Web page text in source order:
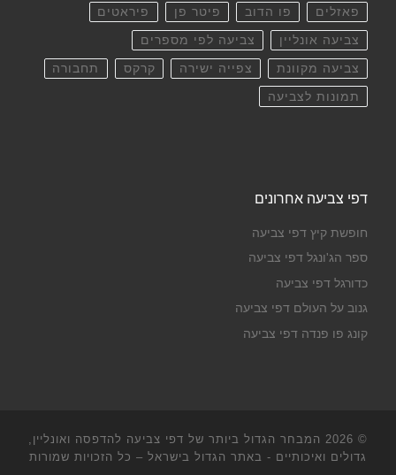
פאזלים פו הדוב פיטר פן פיראטים
צביעה אונליין צביעה לפי מספרים
צביעה מקוונת צפייה ישירה קרקס תחבורה
תמונות לצביעה
דפי צביעה אחרונים
חופשת קיץ דפי צביעה
ספר הג'ונגל דפי צביעה
כדורגל דפי צביעה
גנוב על העולם דפי צביעה
קונג פו פנדה דפי צביעה
© 2026
המבחר הגדול ביותר של דפי צביעה להדפסה ואונליין,
גדולים ואיכותיים - באתר הגדול בישראל – כל הזכויות שמורות